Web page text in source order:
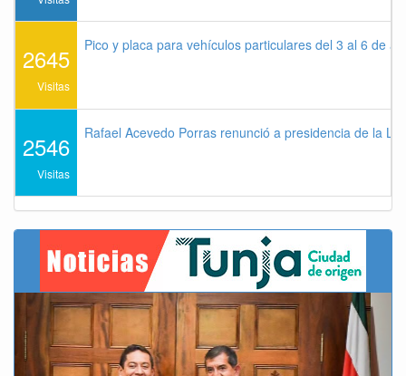
2645
Visitas
Pico y placa para vehículos particulares del 3 al 6 de
2546
Visitas
Rafael Acevedo Porras renunció a presidencia de la
Previous Next